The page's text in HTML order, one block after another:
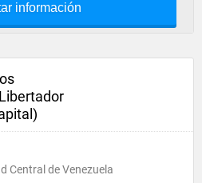
información
Central de Venezuela